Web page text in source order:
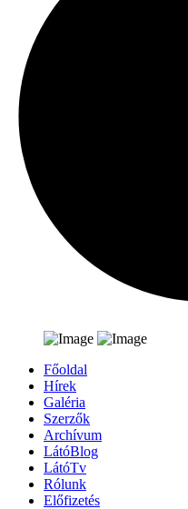
Főoldal
Hírek
Galéria
Szerzők
Archívum
LátóBlog
LátóTv
Rólunk
Előfizetés